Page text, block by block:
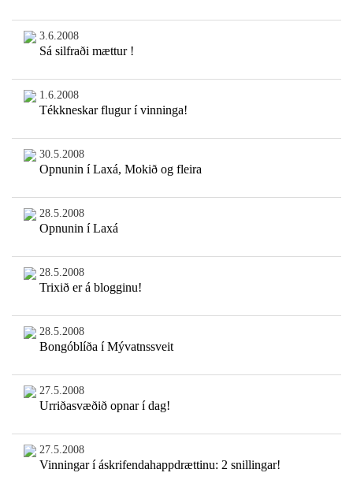
3.6.2008
Sá silfraði mættur !
1.6.2008
Tékkneskar flugur í vinninga!
30.5.2008
Opnunin í Laxá, Mokið og fleira
28.5.2008
Opnunin í Laxá
28.5.2008
Trixið er á blogginu!
28.5.2008
Bongóblíða í Mývatnssveit
27.5.2008
Urriðasvæðið opnar í dag!
27.5.2008
Vinningar í áskrifendahappdrættinu: 2 snillingar!